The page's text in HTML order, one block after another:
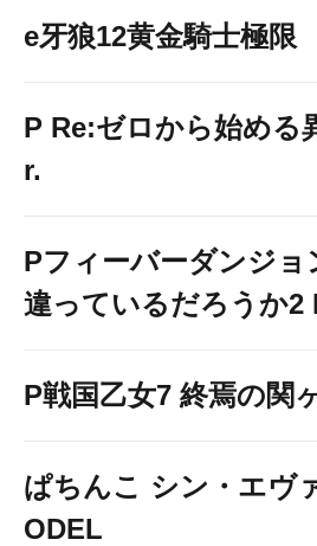
e牙狼12黄金騎士極限
P Re:ゼロから始める
r.
Pフィーバーダンジ
違っているだろうか2
P戦国乙女7 終焉の関
ぱちんこ シン・エヴ
ODEL